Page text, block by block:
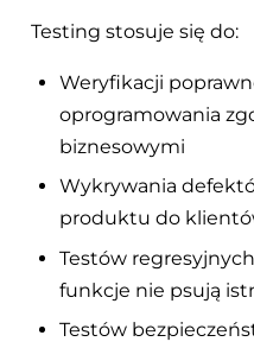
Testing stosuje się do:
Weryfikacji
oprogramowania
biznesowymi
Wykrywania
produktu do
Testów
funkcje nie psują
Testów